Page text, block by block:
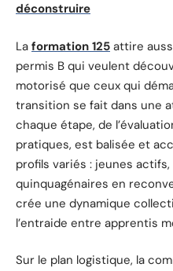
déconstruire
La formation 125 attire
permis B qui veulent
motorisé que ceux qui
transition se fait dans une
chaque étape, de
pratiques, est balisée et
profils variés : jeunes
quinquagénaires en
crée une dynamique
l’entraide entre apprentis
Sur le plan logistique, la